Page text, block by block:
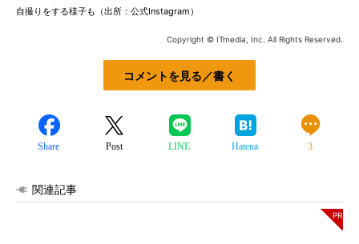
自撮りをする様子も（出所：公式Instagram）
Copyright © ITmedia, Inc. All Rights Reserved.
コメントを見る／書く
Share Post LINE Hatena 3
関連記事